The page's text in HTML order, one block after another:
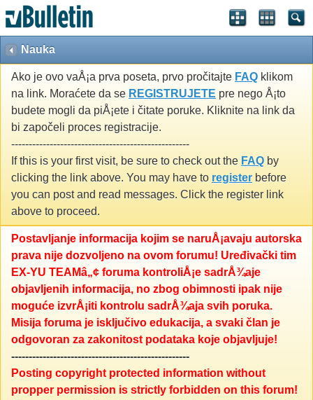
Nauka
Ako je ovo vaÅ¡a prva poseta, prvo pročitajte FAQ klikom
na link. Moraćete da se REGISTRUJETE pre nego Å¡to
budete mogli da piÅ¡ete i čitate poruke. Kliknite na link da
bi započeli proces registracije.
---------------------------------------------------
If this is your first visit, be sure to check out the FAQ by
clicking the link above. You may have to register before
you can post and read messages. Click the register link
above to proceed.
Postavljanje informacija kojim se naruÅ¡avaju autorska
prava nije dozvoljeno na ovom forumu! Uređivački tim
EX-YU TEAMâ„¢ foruma kontroliÅ¡e sadrÅ¾aje
objavljenih informacija, no zbog obimnosti ipak nije
moguće izvrÅ¡iti kontrolu sadrÅ¾aja svih poruka.
Misija foruma je isključivo edukacija, a svaki član je
odgovoran za zakonitost podataka koje objavljuje!
---------------------------------------------------
Posting copyright protected information without
propper permission is strictly forbidden on this forum!